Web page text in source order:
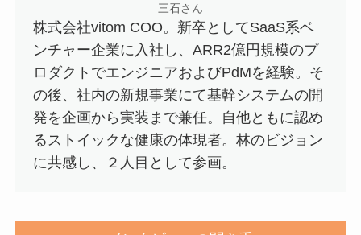
三石さん
株式会社vitom COO。新卒としてSaaS系ベ
ンチャー企業に入社し、ARR2億円規模のプ
ロダクトでエンジニアおよびPdMを経験。そ
の後、社内の新規事業にて基幹システムの開
発を企画から実装まで兼任。自他ともに認め
るストイックな健康の体現者。林のビジョン
に共感し、２人目として参画。